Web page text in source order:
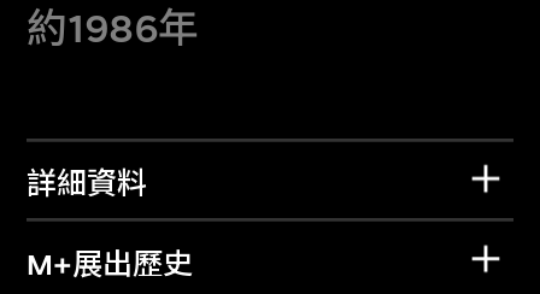
約1986年
詳細資料
M+展出歷史